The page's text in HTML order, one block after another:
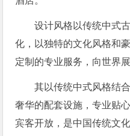
设计风格以传统中式
化，以独特的文化风格和
定制的专业服务，向世界
其以传统中式风格结
奢华的配套设施，专业贴
宾客开放，是中国传统文